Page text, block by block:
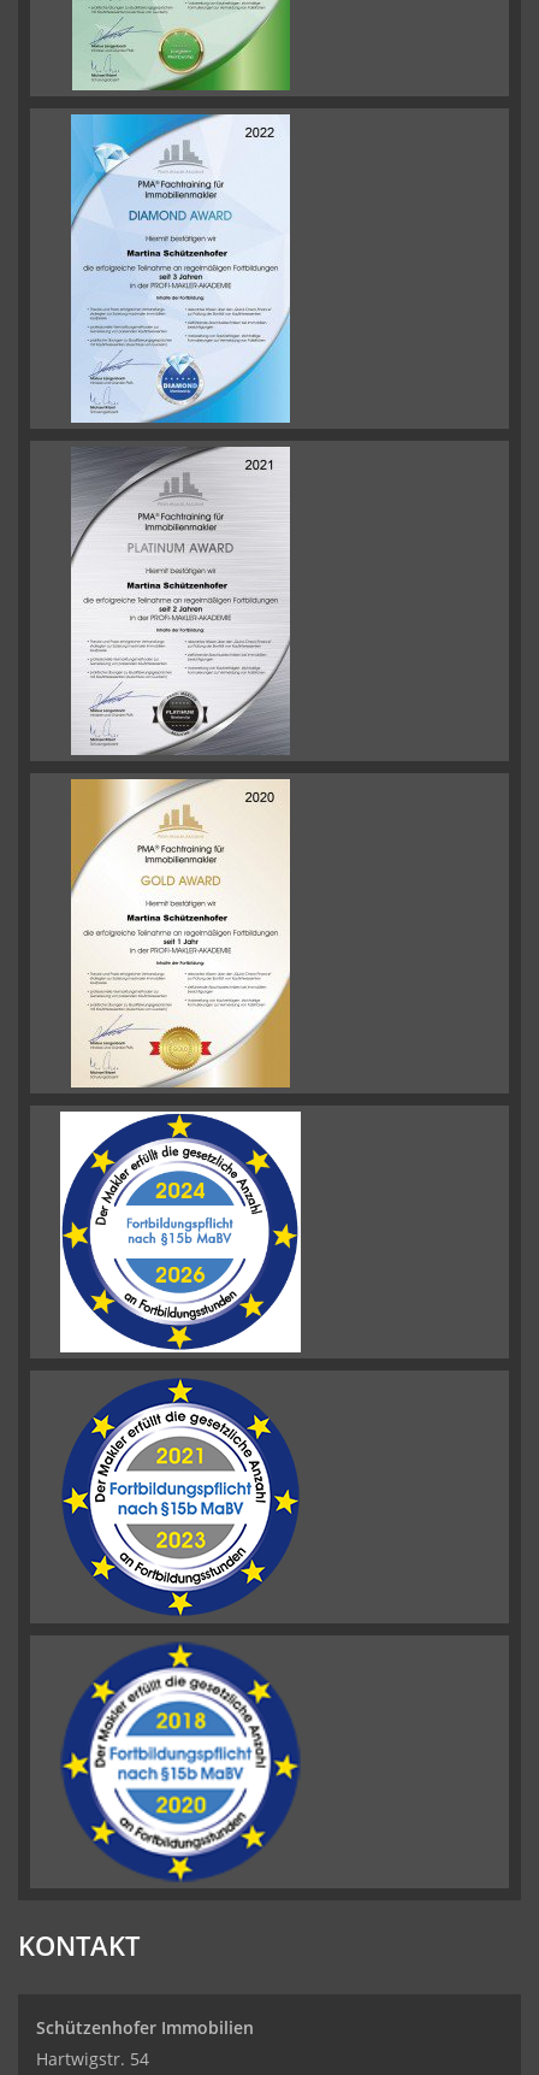
KONTAKT
Schützenhofer Immobilien
Hartwigstr. 54